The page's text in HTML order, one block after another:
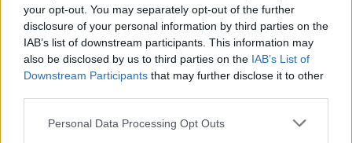
your opt-out. You may separately opt-out of the further
disclosure of your personal information by third parties on the
IAB’s list of downstream participants. This information may
also be disclosed by us to third parties on the IAB’s List of
Downstream Participants that may further disclose it to other
Please note that this website/app uses one or more Google
Personal Data Processing Opt Outs